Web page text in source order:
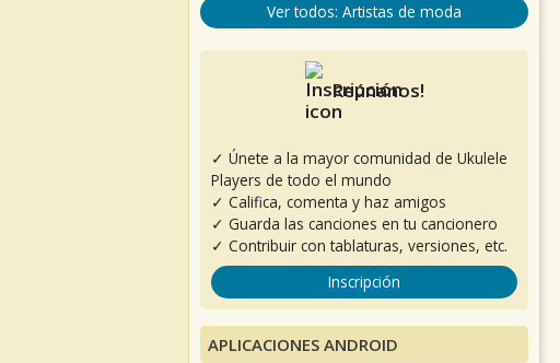
Ver todos: Artistas de moda
Reúnanos!
✓ Únete a la mayor comunidad de Ukulele
Players de todo el mundo
✓ Califica, comenta y haz amigos
✓ Guarda las canciones en tu cancionero
✓ Contribuir con tablaturas, versiones, etc.
Inscripción
APLICACIONES ANDROID